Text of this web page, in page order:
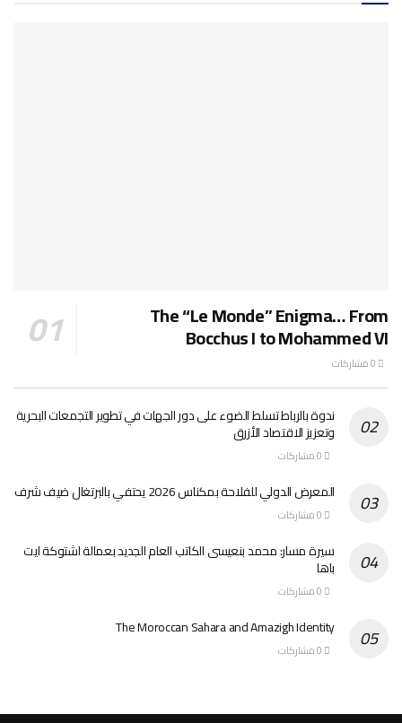
The “Le Monde” Enigma… From
Bocchus I to Mohammed VI
ندوة بالرباط تسلط الضوء على دور الجهات في تطوير التجمعات البحرية
وتعزيز الاقتصاد الأزرق
المعرض الدولي للفلاحة بمكناس 2026 يحتفي بالبرتغال ضيف شرف
سيرة مسار: محمد بنعيسى الكاتب العام الجديد بعمالة اشتوكة ايت
باها
The Moroccan Sahara and Amazigh Identity